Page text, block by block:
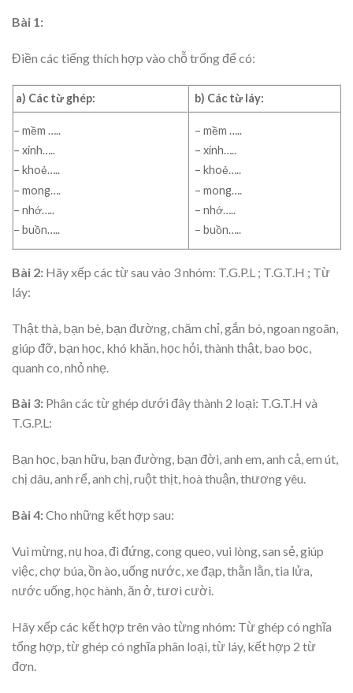
Bài 1:
Điền các tiếng thích hợp vào chỗ trống để có:
a) Các từ ghép: b) Các từ láy:
– mềm …..
– xinh…..
– khoẻ…..
– mong….
– nhớ…..
– buồn…..
– mềm …..
– xinh…..
– khoẻ…..
– mong….
– nhớ…..
– buồn…..
Bài 2: Hãy xếp các từ sau vào 3 nhóm: T.G.P.L ; T.G.T.H ; Từ
láy:
Thật thà, bạn bè, bạn đường, chăm chỉ, gắn bó, ngoan ngoãn,
giúp đỡ, bạn học, khó khăn, học hỏi, thành thật, bao bọc,
quanh co, nhỏ nhẹ.
Bài 3: Phân các từ ghép dưới đây thành 2 loại: T.G.T.H và
T.G.P.L:
Bạn học, bạn hữu, bạn đường, bạn đời, anh em, anh cả, em út,
chị dâu, anh rể, anh chị, ruột thịt, hoà thuận, thương yêu.
Bài 4:Cho những kết hợp sau:
Vui mừng, nụ hoa, đi đứng, cong queo, vui lòng, san sẻ, giúp
việc, chợ búa, ồn ào, uống nước, xe đạp, thằn lằn, tia lửa,
nước uống, học hành, ăn ở, tươi cười.
Hãy xếp các kết hợp trên vào từng nhóm: Từ ghép có nghĩa
tổng hợp, từ ghép có nghĩa phân loại, từ láy, kết hợp 2 từ
đơn.